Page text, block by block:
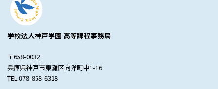
学校法人神戸学園 高等課程事務局
〒658-0032
兵庫県神戸市東灘区向洋町中1-16
TEL.078-858-6318